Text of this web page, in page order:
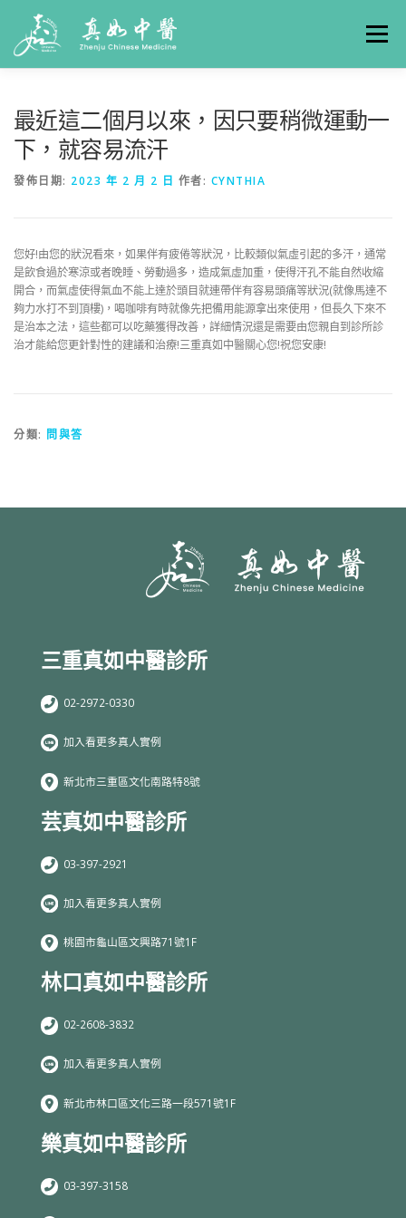
選單
最近這二個月以來，因只要稍微運動一
下，就容易流汗
發佈日期: 2023 年 2 月 2 日 作者: CYNTHIA
您好!由您的狀況看來，如果伴有疲倦等狀況，比較類似氣虛引起的多汗，通常
是飲食過於寒涼或者晚睡、勞動過多，造成氣虛加重，使得汗孔不能自然收縮
開合，而氣虛使得氣血不能上達於頭目就連帶伴有容易頭痛等狀況(就像馬達不
夠力水打不到頂樓)，喝咖啡有時就像先把備用能源拿出來使用，但長久下來不
是治本之法，這些都可以吃藥獲得改善，詳細情況還是需要由您親自到診所診
治才能給您更針對性的建議和治療!三重真如中醫關心您!祝您安康!
分類: 問與答
三重真如中醫診所
02-2972-0330
加入看更多真人實例
新北市三重區文化南路特8號
芸真如中醫診所
03-397-2921
加入看更多真人實例
桃園市龜山區文興路71號1F
林口真如中醫診所
02-2608-3832
加入看更多真人實例
新北市林口區文化三路一段571號1F
樂真如中醫診所
03-397-3158